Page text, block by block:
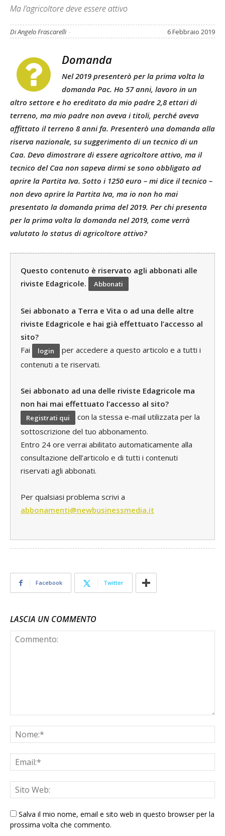
Ma l’agricoltore deve essere attivo
Di Angelo Frascarelli - 6 Febbraio 2019
Domanda
Nel 2019 presenterò per la prima volta la
domanda Pac. Ho 57 anni, lavoro in un
altro settore e ho ereditato da mio padre 2,8 ettari di
terreno, ma mio padre non aveva i titoli, perché aveva
affittato il terreno 8 anni fa. Presenterò una domanda alla
riserva nazionale, su suggerimento di un tecnico di un
Caa. Devo dimostrare di essere agricoltore attivo, ma il
tecnico del Caa non sapeva dirmi se sono obbligato ad
aprire la Partita Iva. Sotto i 1250 euro – mi dice il tecnico –
non devo aprire la Partita Iva, ma io non ho mai
presentato la domanda prima del 2019. Per chi presenta
per la prima volta la domanda nel 2019, come verrà
valutato lo status di agricoltore attivo?
Questo contenuto è riservato agli abbonati alle
riviste Edagricole.
Abbonati
Sei abbonato a Terra e Vita o ad una delle altre
riviste Edagricole e hai già effettuato l’accesso al
sito?
Fai
login
per accedere a questo articolo e a tutti i
contenuti a te riservati.
Sei abbonato ad una delle riviste Edagricole ma
non hai mai effettuato l’accesso al sito?
Registrati qui
con la stessa e-mail utilizzata per la
sottoscrizione del tuo abbonamento.
Entro 24 ore verrai abilitato automaticamente alla
consultazione dell’articolo e di tutti i contenuti
riservati agli abbonati.
Per qualsiasi problema scrivi a
abbonamenti@newbusinessmedia.it
Facebook Twitter
LASCIA UN COMMENTO
Salva il mio nome, email e sito web in questo browser per la
prossima volta che commento.